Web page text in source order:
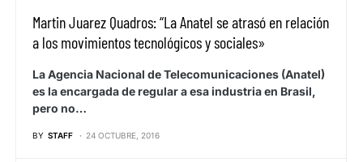
Martin Juarez Quadros: “La Anatel se atrasó en relación
a los movimientos tecnológicos y sociales»
La Agencia Nacional de Telecomunicaciones (Anatel)
es la encargada de regular a esa industria en Brasil,
pero no…
BY STAFF 24 OCTUBRE, 2016